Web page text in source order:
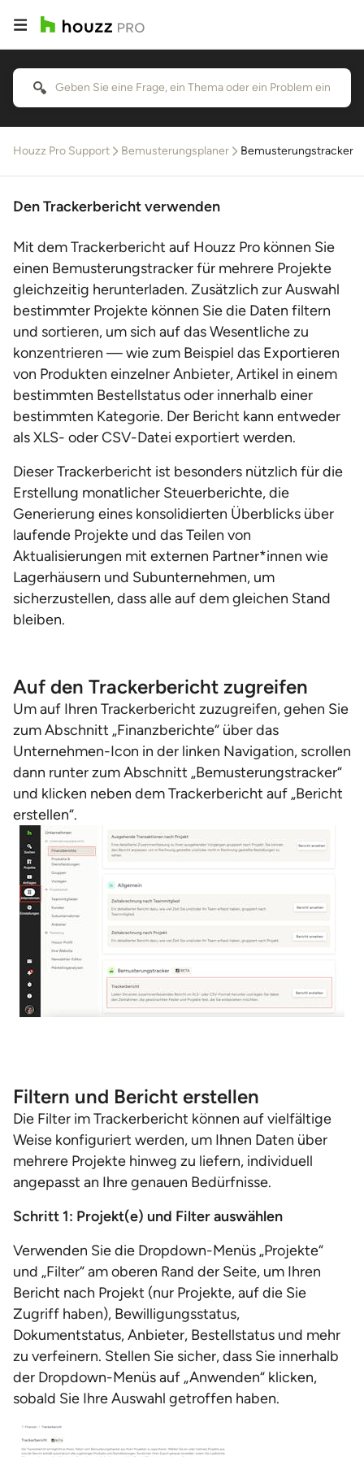
Houzz Pro Support Bemusterungsplaner Bemusterungstracker
Den Trackerbericht verwenden
Mit dem Trackerbericht auf Houzz Pro können Sie
einen Bemusterungstracker für mehrere Projekte
gleichzeitig herunterladen. Zusätzlich zur Auswahl
bestimmter Projekte können Sie die Daten filtern
und sortieren, um sich auf das Wesentliche zu
konzentrieren — wie zum Beispiel das Exportieren
von Produkten einzelner Anbieter, Artikel in einem
bestimmten Bestellstatus oder innerhalb einer
bestimmten Kategorie. Der Bericht kann entweder
als XLS- oder CSV-Datei exportiert werden.
Dieser Trackerbericht ist besonders nützlich für die
Erstellung monatlicher Steuerberichte, die
Generierung eines konsolidierten Überblicks über
laufende Projekte und das Teilen von
Aktualisierungen mit externen Partner*innen wie
Lagerhäusern und Subunternehmen, um
sicherzustellen, dass alle auf dem gleichen Stand
bleiben.
Auf den Trackerbericht zugreifen
Um auf Ihren Trackerbericht zuzugreifen, gehen Sie
zum Abschnitt „Finanzberichte“ über das
Unternehmen-Icon in der linken Navigation, scrollen
dann runter zum Abschnitt „Bemusterungstracker“
und klicken neben dem Trackerbericht auf „Bericht
erstellen“.
Filtern und Bericht erstellen
Die Filter im Trackerbericht können auf vielfältige
Weise konfiguriert werden, um Ihnen Daten über
mehrere Projekte hinweg zu liefern, individuell
angepasst an Ihre genauen Bedürfnisse.
Schritt 1: Projekt(e) und Filter auswählen
Verwenden Sie die Dropdown-Menüs „Projekte“
und „Filter“ am oberen Rand der Seite, um Ihren
Bericht nach Projekt (nur Projekte, auf die Sie
Zugriff haben), Bewilligungsstatus,
Dokumentstatus, Anbieter, Bestellstatus und mehr
zu verfeinern. Stellen Sie sicher, dass Sie innerhalb
der Dropdown-Menüs auf „Anwenden“ klicken,
sobald Sie Ihre Auswahl getroffen haben.